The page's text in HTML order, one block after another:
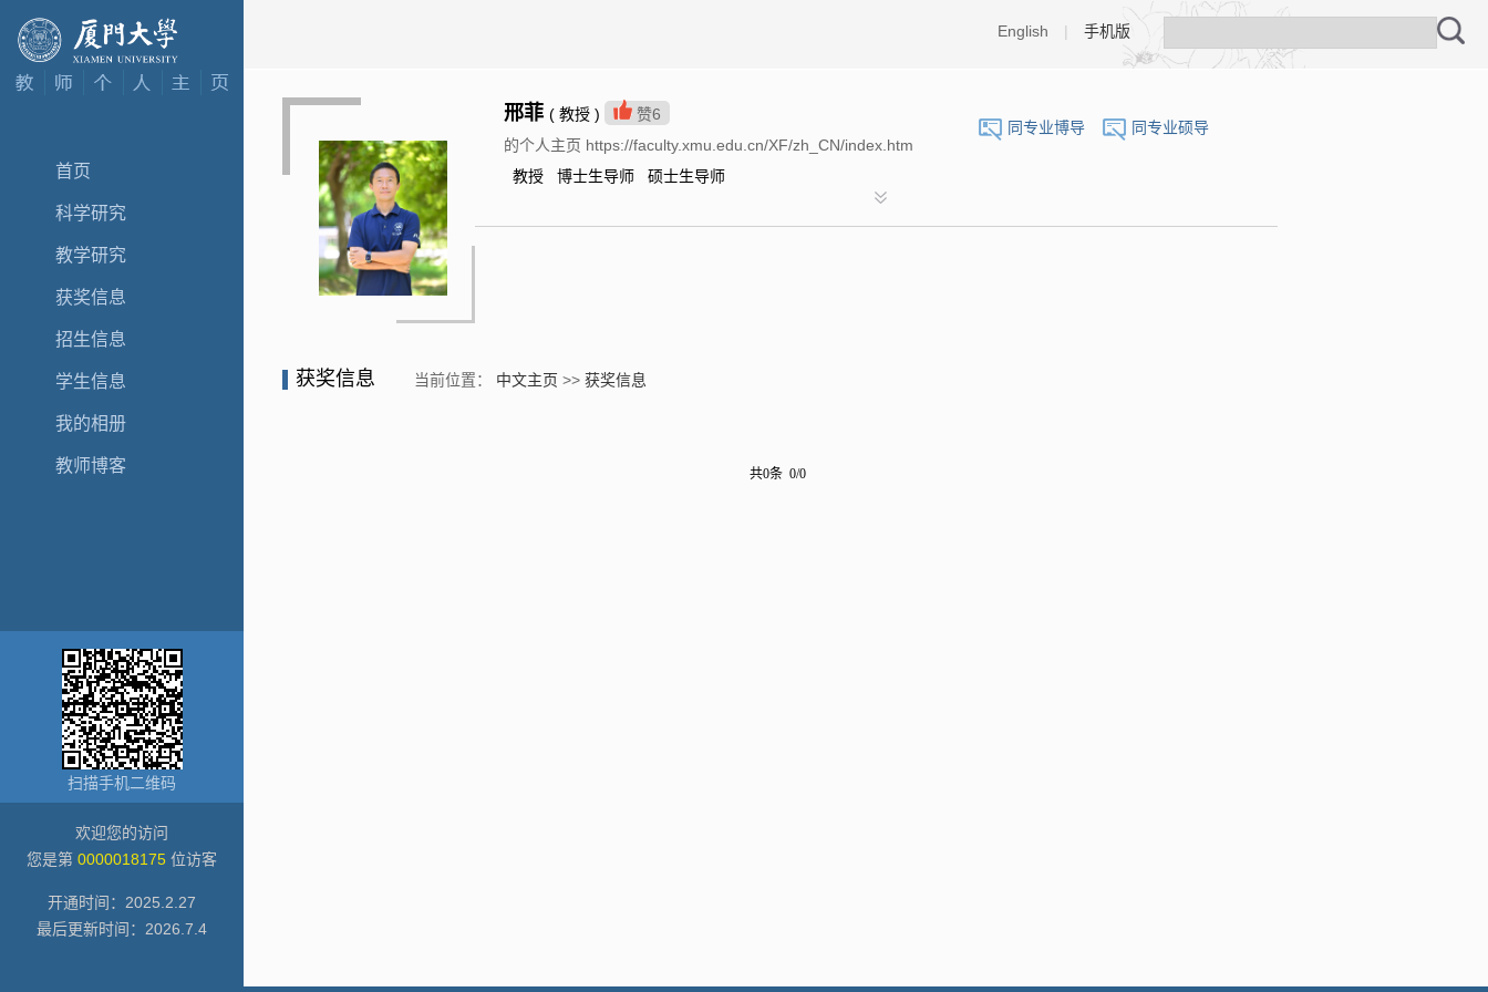
首页
科学研究
教学研究
获奖信息
招生信息
学生信息
我的相册
教师博客
扫描手机二维码
欢迎您的访问
您是第 0000018175 位访客
开通时间： 2025 2 27
最后更新时间： 2026 7 4
English | 手机版
同专业博导 同专业硕导
邢菲 ( 教授 ) 赞6
的个人主页 https://faculty.xmu.edu.cn/XF/zh_CN/index.htm
教授 博士生导师 硕士生导师
获奖信息 当前位置： 中文主页 >> 获奖信息
共0条 0/0